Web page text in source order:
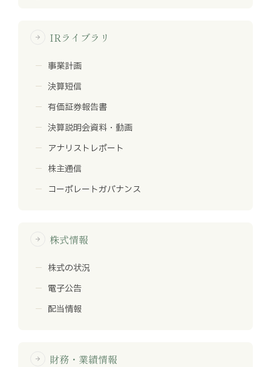
arrow_forward IRライブラリ
事業計画
決算短信
有価証券報告書
決算説明会資料・動画
アナリストレポート
株主通信
コーポレートガバナンス
arrow_forward 株式情報
株式の状況
電子公告
配当情報
arrow_forward 財務・業績情報